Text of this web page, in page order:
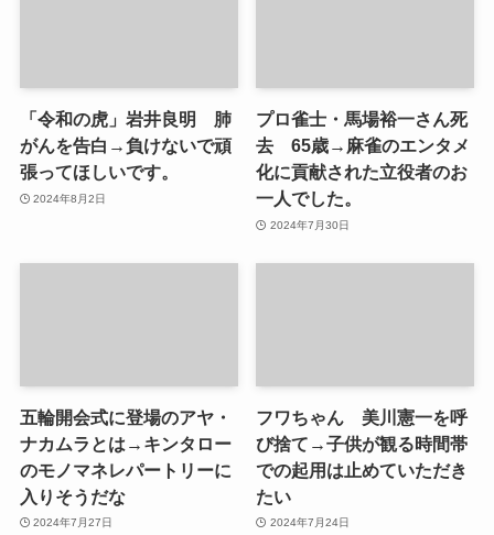
「令和の虎」岩井良明 肺
がんを告白→負けないで頑
張ってほしいです。
2024年8月2日
プロ雀士・馬場裕一さん死
去 65歳→麻雀のエンタメ
化に貢献された立役者のお
一人でした。
2024年7月30日
五輪開会式に登場のアヤ・
ナカムラとは→キンタロー
のモノマネレパートリーに
入りそうだな
2024年7月27日
フワちゃん 美川憲一を呼
び捨て→子供が観る時間帯
での起用は止めていただき
たい
2024年7月24日